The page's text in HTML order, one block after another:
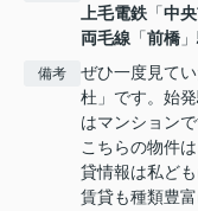
上毛電鉄 「中
両毛線 「前橋
備考
ぜひ一度見て
杜」です。始
はマンション
こちらの物件
貸情報は私ど
賃貸も種類豊